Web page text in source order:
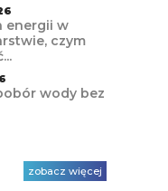
energii w
czym
wody bez
zobacz więcej